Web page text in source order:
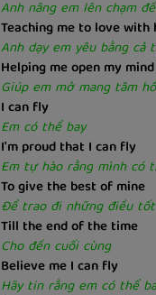
Anh nâng em lên chạm
Teaching me to love with
Anh dạy em yêu bằng cả
Helping me open my mind
Giúp em mở mang tâm
I can fly
Em có thể bay
I'm proud that I can fly
Em tự hào rằng mình có
To give the best of mine
Để trao đi những điều
Till the end of the time
Cho đến cuối cùng
Believe me I can fly
Hãy tin rằng em có thể